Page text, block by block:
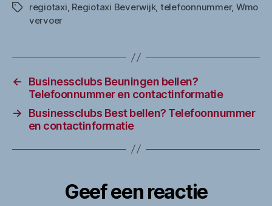
Tagsregiotaxi Regiotaxi Beverwijk, telefoonnummer, Wmo
vervoer
←
Businessclubs Beuningen bellen?
Telefoonnummer en contactinformatie
→
Businessclubs Best bellen? Telefoonnummer
en contactinformatie
Geef een reactie